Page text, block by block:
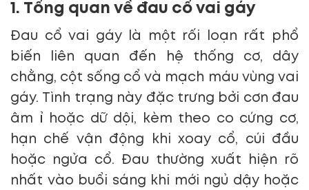
1. Tổng quan về đau cổ vai gáy
Đau cổ vai gáy là một rối loạn rất phổ
biến liên quan đến hệ thống cơ, dây
chằng, cột sống cổ và mạch máu vùng vai
gáy. Tình trạng này đặc trưng bởi cơn đau
âm ỉ hoặc dữ dội, kèm theo co cứng cơ,
hạn chế vận động khi xoay cổ, cúi đầu
hoặc ngửa cổ. Đau thường xuất hiện rõ
nhất vào buổi sáng khi mới ngủ dậy hoặc